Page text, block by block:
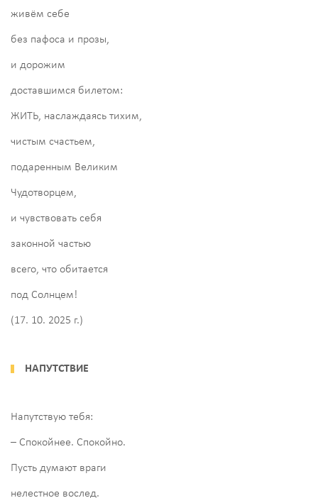
живём себе
без пафоса и прозы,
и дорожим
доставшимся билетом:
ЖИТЬ, наслаждаясь тихим,
чистым счастьем,
подаренным Великим
Чудотворцем,
и чувствовать себя
законной частью
всего, что обитается
под Солнцем!
(17. 10. 2025 г.)
НАПУТСТВИЕ
Напутствую тебя:
– Спокойнее. Спокойно.
Пусть думают враги
нелестное вослед.